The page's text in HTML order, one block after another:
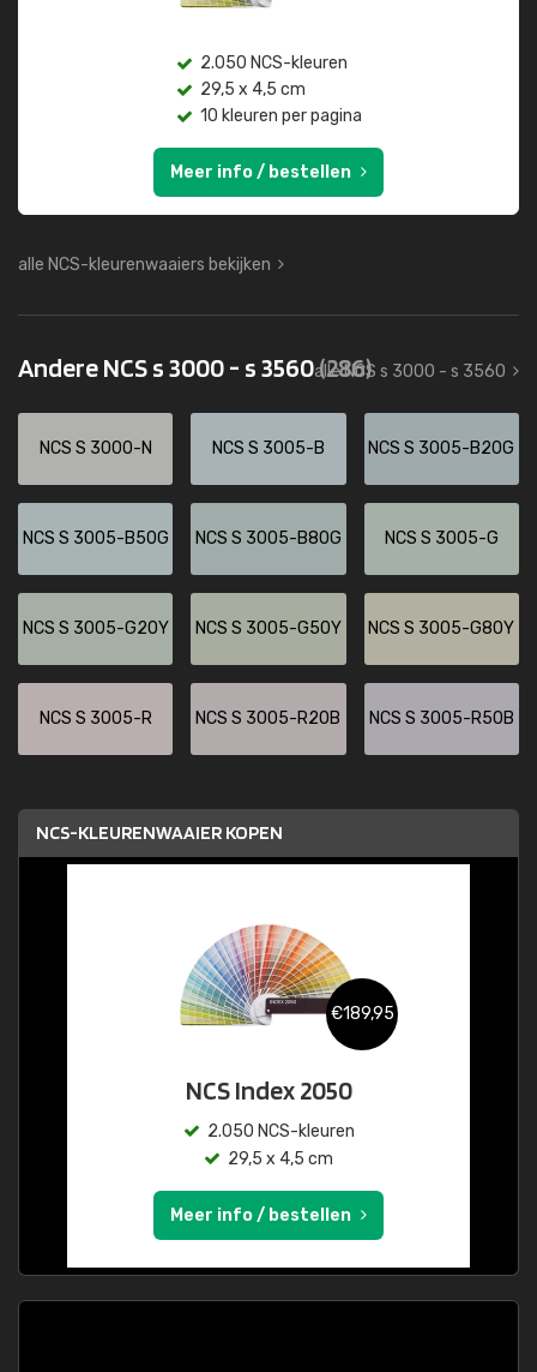
2.050 NCS-kleuren
29,5 x 4,5 cm
10 kleuren per pagina
Meer info / bestellen
alle NCS-kleurenwaaiers bekijken
Andere NCS s 3000 - s 3560(286)
alle NCS s 3000 - s 3560
NCS S 3000-N NCS S 3005-B NCS S 3005-B20G
NCS S 3005-B50G NCS S 3005-B80G NCS S 3005-G
NCS S 3005-G20Y NCS S 3005-G50Y NCS S 3005-G80Y
NCS S 3005-R NCS S 3005-R20B NCS S 3005-R50B
NCS-KLEURENWAAIER KOPEN
€189,95
NCS Index 2050
2.050 NCS-kleuren
29,5 x 4,5 cm
Meer info / bestellen